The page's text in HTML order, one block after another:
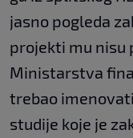
jasno pogleda
projekti mu nisu
Ministarstva
trebao
studije koje je